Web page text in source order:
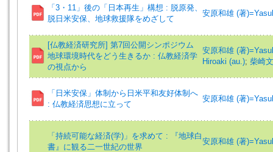
「3・11」後の「日本再生」構想 : 脱原発、
脱日米安保、地球救援隊をめざして
安原和雄 (著
[仏教経済研究所] 第7回公開シンポジウム
地球環境時代をどう生きるか : 仏教経済学
の視点から
安原和雄 (著
Hiroaki (au.); 柴崎
「日米安保」体制から日米平和友好体制へ
: 仏教経済思想に立って
安原和雄 (著
「持続可能な経済(学)」を求めて : 『地球白
書』に観る二一世紀の世界
安原和雄 (著